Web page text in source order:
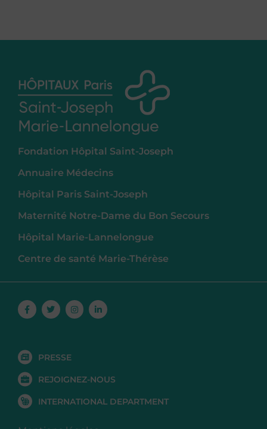
Fondation Hôpital Saint-Joseph
Annuaire Médecins
Hôpital Paris Saint-Joseph
Maternité Notre-Dame du Bon Secours
Hôpital Marie-Lannelongue
Centre de santé Marie-Thérèse
Facebook-
f
TwitterInstagramLinkedin-
in
PRESSE
REJOIGNEZ-NOUS
INTERNATIONAL DEPARTMENT